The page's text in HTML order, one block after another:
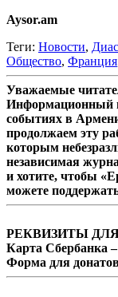
Aysor.am
Теги: Новости,
Общество, Франция
Уважаемые
Информационный
событиях в
продолжаем эту
которым
независимая
и хотите, чтобы
можете
РЕКВИЗИТЫ
Карта Сбербанка –
Форма для